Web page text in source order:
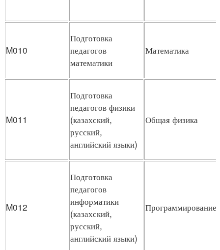
M010
Подготовка
педагогов
математики
Математика
M011
Подготовка
педагогов физики
(казахский,
русский,
английский языки)
Общая физика
M012
Подготовка
педагогов
информатики
(казахский,
русский,
английский языки)
Программирование